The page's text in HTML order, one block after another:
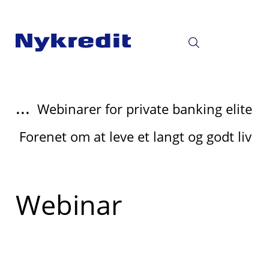
... Webinarer for private banking elite
Forenet om at leve et langt og godt liv
Read
more
Webinar